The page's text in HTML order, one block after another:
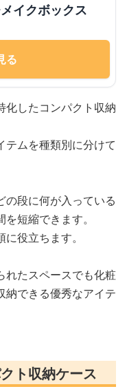
イクボックス
る
化したコンパクト収納
テムを種類別に分けて
の段に何が入っている
短縮できます。
役立ちます。
れたスペースでも化粧
納できる優秀なアイテ
ト収納ケース